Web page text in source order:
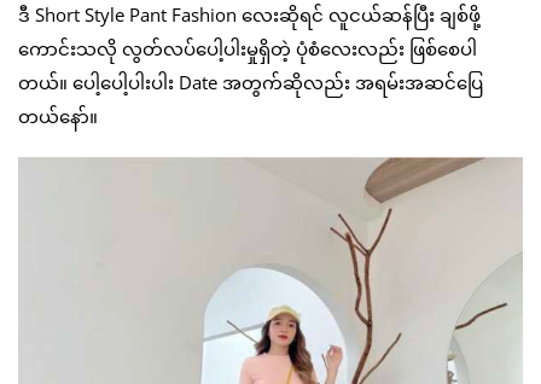
ဒီ Short Style Pant Fashion လေးဆိုရင် လူငယ်ဆန်ပြီး ချစ်ဖို့
ကောင်းသလို လွတ်လပ်ပေါ့ပါးမှုရှိတဲ့ ပုံစံလေးလည်း ဖြစ်စေပါ
တယ်။ ပေါ့ပေါ့ပါးပါး Date အတွက်ဆိုလည်း အရမ်းအဆင်ပြေ
တယ်နော်။